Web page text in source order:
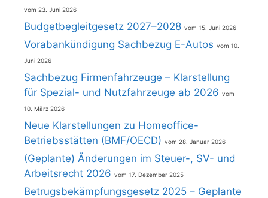
23. Juni 2026
Budgetbegleitgesetz 2027–2028 15. Juni 2026
Vorabankündigung Sachbezug E-Autos 10.
Juni 2026
Sachbezug Firmenfahrzeuge – Klarstellung
für Spezial- und Nutzfahrzeuge ab 2026
10. März 2026
Neue Klarstellungen zu Homeoffice-
Betriebsstätten (BMF/OECD)
28. Januar 2026
(Geplante) Änderungen im Steuer-, SV- und
Arbeitsrecht 2026
17. Dezember 2025
Betrugsbekämpfungsgesetz 2025 – Geplante